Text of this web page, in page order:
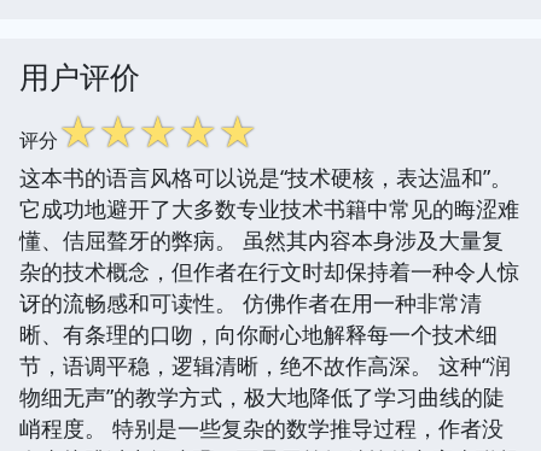
用户评价
评分☆☆☆☆☆
这本书的语言风格可以说是“技术硬核，表达温和”。
它成功地避开了大多数专业技术书籍中常见的晦涩难
懂、佶屈聱牙的弊病。 虽然其内容本身涉及大量复
杂的技术概念，但作者在行文时却保持着一种令人惊
讶的流畅感和可读性。 仿佛作者在用一种非常清
晰、有条理的口吻，向你耐心地解释每一个技术细
节，语调平稳，逻辑清晰，绝不故作高深。 这种“润
物细无声”的教学方式，极大地降低了学习曲线的陡
峭程度。 特别是一些复杂的数学推导过程，作者没